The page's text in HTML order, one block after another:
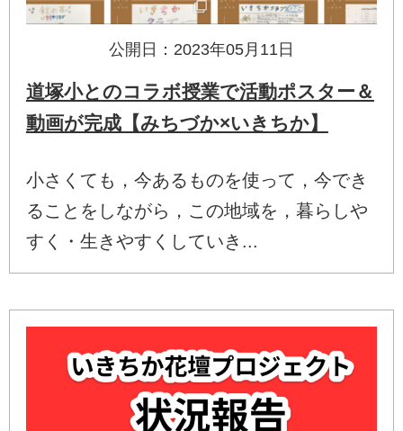
公開日：2023年05月11日
道塚小とのコラボ授業で活動ポスター＆
動画が完成【みちづか×いきちか】
小さくても，今あるものを使って，今でき
ることをしながら，この地域を，暮らしや
すく・生きやすくしていき...